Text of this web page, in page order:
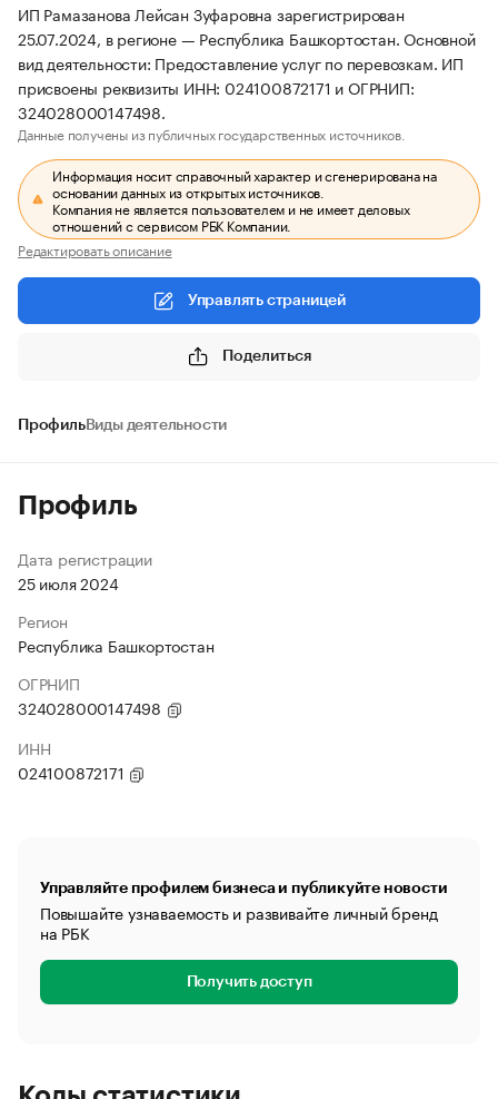
ИП Рамазанова Лейсан Зуфаровна зарегистрирован
25.07.2024, в регионе — Республика Башкортостан. Основной
вид деятельности: Предоставление услуг по перевозкам. ИП
присвоены реквизиты ИНН: 024100872171 и ОГРНИП:
324028000147498.
Данные получены из публичных государственных источников.
Информация носит справочный характер и сгенерирована на
основании данных из открытых источников.
Компания не является пользователем и не имеет деловых
отношений с сервисом РБК Компании.
Редактировать описание
Управлять страницей
Поделиться
ПрофильВиды деятельности
Профиль
Дата регистрации
25 июля 2024
Регион
Республика Башкортостан
ОГРНИП
324028000147498
ИНН
024100872171
Управляйте профилем бизнеса и публикуйте новости
Повышайте узнаваемость и развивайте личный бренд
на РБК
Получить доступ